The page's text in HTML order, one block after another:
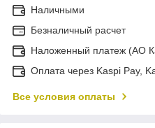
Наличными
Безналичный расчет
Наложенный платеж (АО
Оплата через Kaspi Pay,
Все условия оплаты